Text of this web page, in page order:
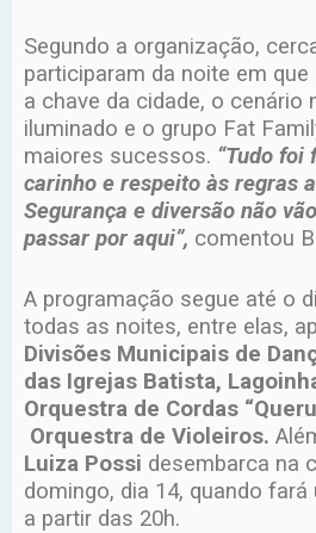
Segundo a organização,
participaram da noite em
a chave da cidade, o cenário
iluminado e o grupo Fat
maiores sucessos. “Tudo foi
carinho e respeito às regras
Segurança e diversão não
passar por aqui”, comentou
A programação segue até o
todas as noites, entre elas,
Divisões Municipais de
das Igrejas Batista,
Orquestra de Cordas
Orquestra de Violeiros.
Luiza Possi desembarca na
domingo, dia 14, quando
a partir das 20h.